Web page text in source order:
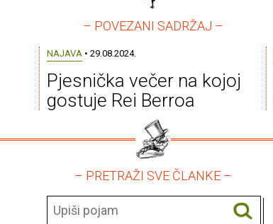
– POVEZANI SADRŽAJ –
NAJAVA • 29.08.2024.
Pjesnička večer na kojoj
gostuje Rei Berroa
– PRETRAŽI SVE ČLANKE –